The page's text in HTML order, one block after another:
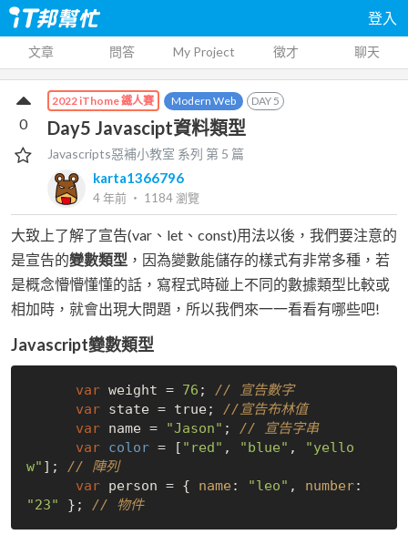
登入
文章 問答 My Project 徵才 聊天
2022 iThome 鐵人賽 Modern Web DAY5
Day5 Javascipt資料類型
Javascripts惡補小教室 系列 第 5 篇
karta1366796
4 年前 ‧ 1184瀏覽
0
大致上了解了宣告(var、let、const)用法以後，我們要注意的
是宣告的變數類型 ，因為變數能儲存的樣式有非常多種，若
是概念懵懵懂懂的話，寫程式時碰上不同的數據類型比較或
相加時，就會出現大問題，所以我們來一一看看有哪些吧!
Javascript變數類型
var weight = 76 ; // 宣告數字
var state = true; //宣告布林值
var name = "Jason" ; // 宣告字串
var color = [ "red" , "blue" ,
"yello
w" ]; // 陣列
var person = { name : "leo" , number
"23" }; // 物件